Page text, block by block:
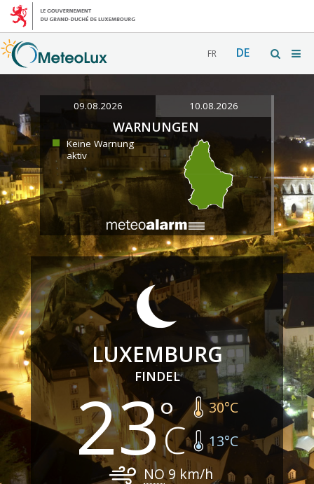
FR DE
09.08.2026 10.08.2026
WARNUNGEN
Keine Warnung
aktiv
LUXEMBURG
FINDEL
23 30°C
13°C
NO9 km/h